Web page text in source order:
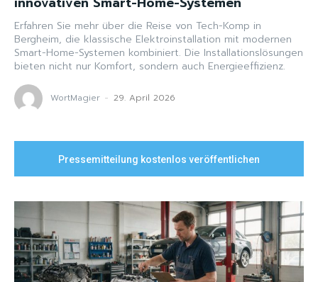
Erfahren Sie mehr über die Reise von Tech-Komp in
Bergheim, die klassische Elektroinstallation mit modernen
Smart-Home-Systemen kombiniert. Die Installationslösungen
bieten nicht nur Komfort, sondern auch Energieeffizienz.
WortMagier - 29. April 2026
Pressemitteilung kostenlos veröffentlichen